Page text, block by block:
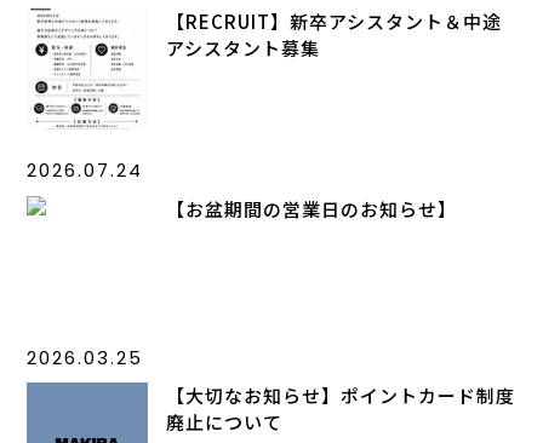
【RECRUIT】新卒アシスタント＆中途
アシスタント募集
2026.07.24
【お盆期間の営業日のお知らせ】
2026.03.25
【大切なお知らせ】ポイントカード制度
廃止について